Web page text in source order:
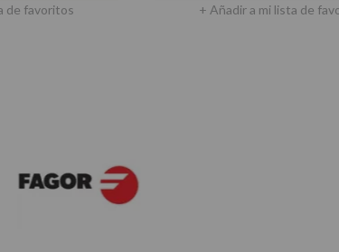
de favoritos + Añadir a mi lista de